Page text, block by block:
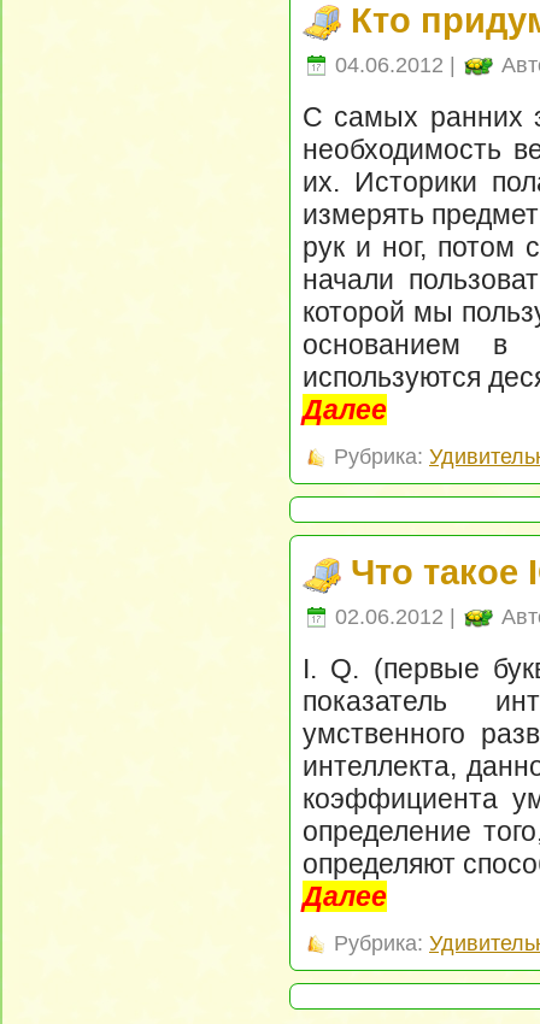
Кто
04.06.2012 |
С самых ранних
необходимость
их. Историки
измерять
рук и ног, потом
начали
которой мы
основанием
используются
Далее
Рубрика:
Что такое
02.06.2012 |
I. Q. (первые
показатель
умственного
интеллекта,
коэффициента
определение
определяют
Далее
Рубрика: